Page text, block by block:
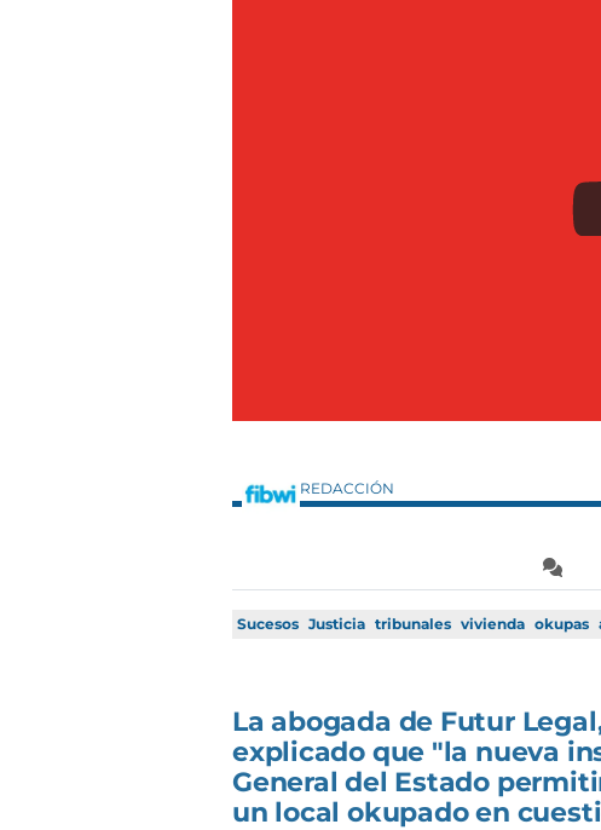
REDACCIÓN
Sucesos Justicia tribunales vivienda okupas
La abogada de Futur
explicado que "la nueva
General del Estado
un local okupado en